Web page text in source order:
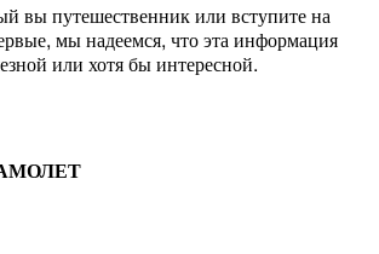
вы путешественник или вступите на
мы надеемся, что эта информация
или хотя бы интересной.